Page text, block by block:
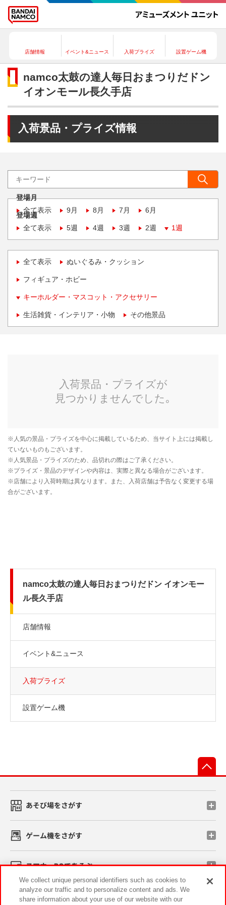
店舗情報 イベント&ニュース 入荷プライズ 設置ゲーム機
namco太鼓の達人毎日おまつりだドン
イオンモール長久手店
入荷景品・プライズ情報
登場月
全て表示
9月 8月 7月 6月
登場週
全て表示
5週 4週 3週 2週 1週
全て表示 ぬいぐるみ・クッション
フィギュア・ホビー
キーホルダー・マスコット・アクセサリー
生活雑貨・インテリア・小物 その他景品
namco太鼓の達人毎日おまつりだドン イオンモー
ル長久手店
店舗情報
イベント&ニュース
入荷プライズ
設置ゲーム機
あそび場をさがす
ゲーム機をさがす
スマホ・PCであそぶ
イベント・キャンペーン
We collect unique personal identifiers such as cookies to
analyze our traffic and to personalize content and ads. We
share information about your use of our website with our